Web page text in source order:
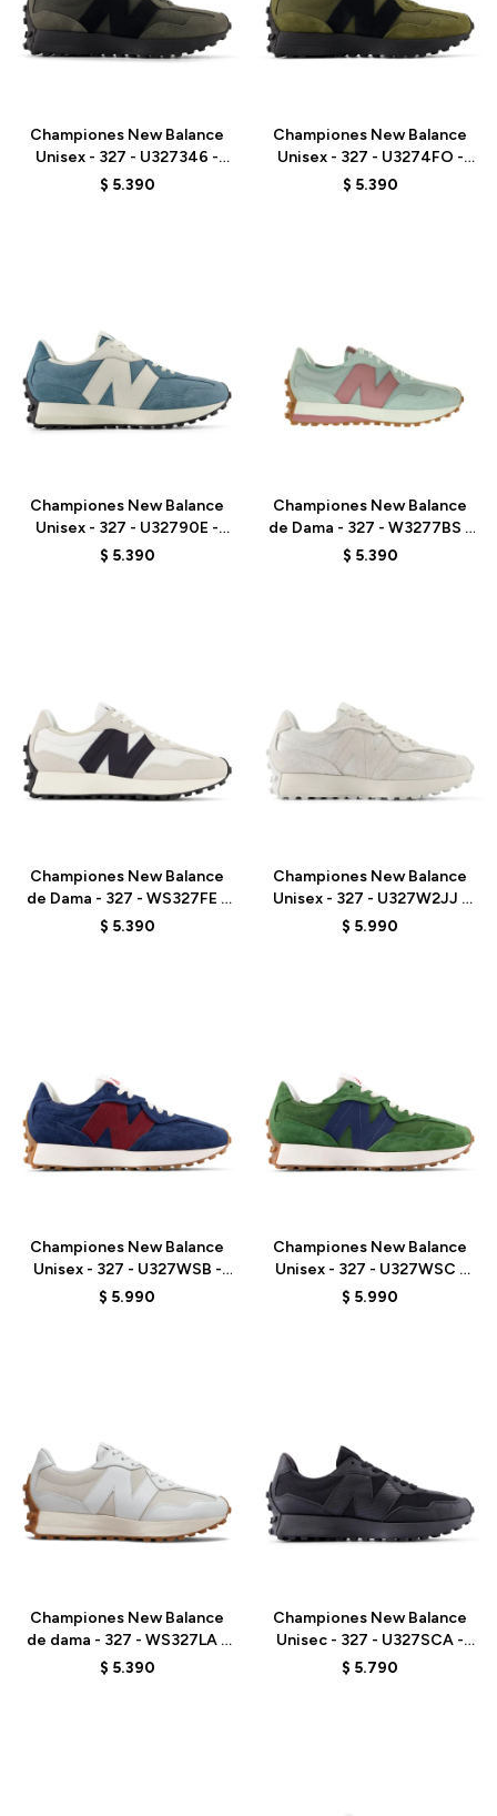
Championes New Balance
Unisex - 327 - U327346 -
GREY
$ 5.390
Championes New Balance
Unisex - 327 - U3274FO -
BROWN
$ 5.390
Championes New Balance
Unisex - 327 - U32790E -
BLUE
$ 5.390
Championes New Balance
de Dama - 327 - W3277BS -
GREY
$ 5.390
Championes New Balance
de Dama - 327 - WS327FE -
WHITE
$ 5.390
Championes New Balance
Unisex - 327 - U327W2JJ -
GREY
$ 5.990
Championes New Balance
Unisex - 327 - U327WSB -
NAVY
$ 5.990
Championes New Balance
Unisex - 327 - U327WSC -
GREEN
$ 5.990
Championes New Balance
de dama - 327 - WS327LA -
GREY
$ 5.390
Championes New Balance
Unisec - 327 - U327SCA -
BLACK
$ 5.790